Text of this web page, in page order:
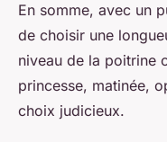
En somme, avec un
de choisir une
niveau de la poitrine
princesse, matinée,
choix judicieux.